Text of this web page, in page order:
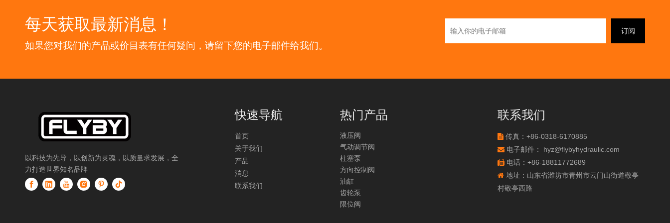
每天获取最新消息！
如果您对我们的产品或价目表有任何疑问，请留下您的电子邮件给我们。
订阅
以科技为先导，以创新为灵魂，以质量求发展，全
力打造世界知名品牌
快速导航
首页
关于我们
产品
消息
联系我们
热门产品
液压阀
气动调节阀
柱塞泵
方向控制阀
油缸
齿轮泵
限位阀
联系我们
传真：+86-0318-6170885
电子邮件： hyz@flybyhydraulic.com
电话：+86-18811772689
地址：山东省潍坊市青州市云门山街道敬亭
村敬亭西路